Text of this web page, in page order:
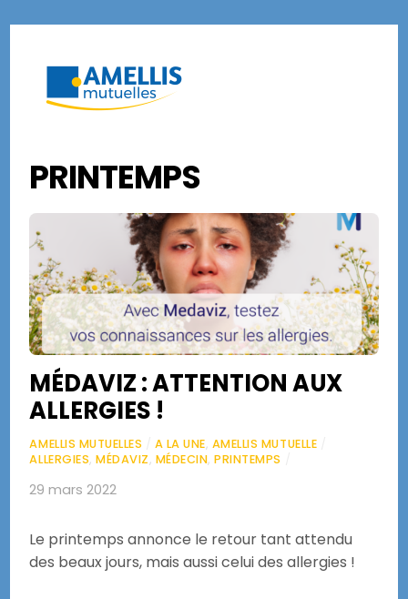
PRINTEMPS
MÉDAVIZ : ATTENTION AUX
ALLERGIES !
AMELLIS MUTUELLES A LA UNE, AMELLIS MUTUELLE
ALLERGIES,MÉDAVIZ, MÉDECIN,PRINTEMPS
29 mars 2022
Le printemps annonce le retour tant attendu
des beaux jours, mais aussi celui des allergies !